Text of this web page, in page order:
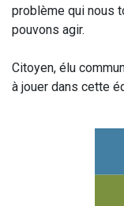
problème qui nous
pouvons agir.
Citoyen, élu
à jouer dans cette